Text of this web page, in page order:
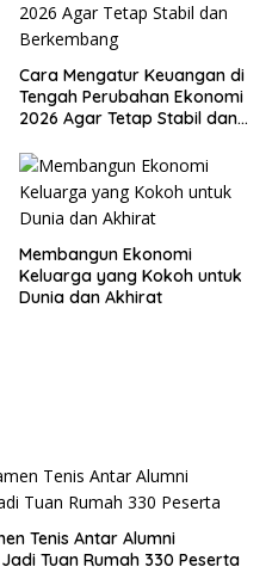
Cara Mengatur Keuangan di
Tengah Perubahan Ekonomi
2026 Agar Tetap Stabil dan
Membangun Ekonomi
Keluarga yang Kokoh untuk
Dunia dan Akhirat
Tenis Antar Alumni
Tuan Rumah 330 Peserta